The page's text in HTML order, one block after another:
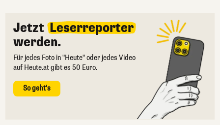
Jetzt Leserreporter
werden.
Für jedes Foto in "Heute" oder jedes Video
auf Heute.at gibt es 50 Euro.
So geht's